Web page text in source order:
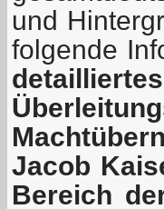
und
folgende
Jacob
Bereich